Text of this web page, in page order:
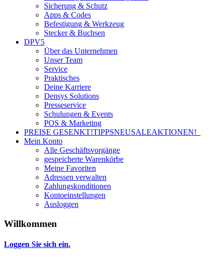
Sicherung & Schutz
Apps & Codes
Befestigung & Werkzeug
Stecker & Buchsen
DPV5
Über das Unternehmen
Unser Team
Service
Praktisches
Deine Karriere
Densys Solutions
Presseservice
Schulungen & Events
POS & Marketing
PREISE GESENKT!TIPPSNEUSALEAKTIONEN!
Mein Konto
Alle Geschäftsvorgänge
gespeicherte Warenkörbe
Meine Favoriten
Adressen verwalten
Zahlungskonditionen
Kontoeinstellungen
Ausloggen
Willkommen
Loggen Sie sich ein.